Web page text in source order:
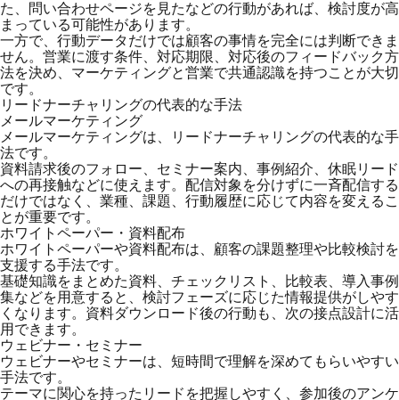
た、問い合わせページを見たなどの行動があれば、検討度が高
まっている可能性があります。
一方で、行動データだけでは顧客の事情を完全には判断できま
せん。営業に渡す条件、対応期限、対応後のフィードバック方
法を決め、マーケティングと営業で共通認識を持つことが大切
です。
リードナーチャリングの代表的な手法
メールマーケティング
メールマーケティングは、リードナーチャリングの代表的な手
法です。
資料請求後のフォロー、セミナー案内、事例紹介、休眠リード
への再接触などに使えます。配信対象を分けずに一斉配信する
だけではなく、業種、課題、行動履歴に応じて内容を変えるこ
とが重要です。
ホワイトペーパー・資料配布
ホワイトペーパーや資料配布は、顧客の課題整理や比較検討を
支援する手法です。
基礎知識をまとめた資料、チェックリスト、比較表、導入事例
集などを用意すると、検討フェーズに応じた情報提供がしやす
くなります。資料ダウンロード後の行動も、次の接点設計に活
用できます。
ウェビナー・セミナー
ウェビナーやセミナーは、短時間で理解を深めてもらいやすい
手法です。
テーマに関心を持ったリードを把握しやすく、参加後のアンケ